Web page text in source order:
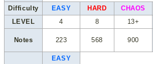
Difficulty
EASY HARD CHAOS
LEVEL
4 8 13+
Notes 223 568 900
EASY